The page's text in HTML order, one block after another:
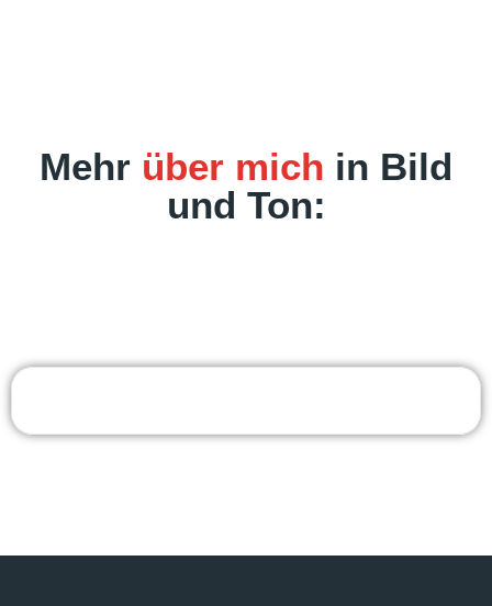
Mehr über mich in Bild
und Ton: